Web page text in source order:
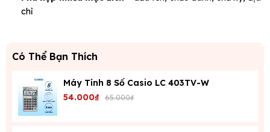
chỉ
Có Thể Bạn Thích
Máy Tính 8 Số Casio LC 403TV-W
54.000₫ 65.000₫